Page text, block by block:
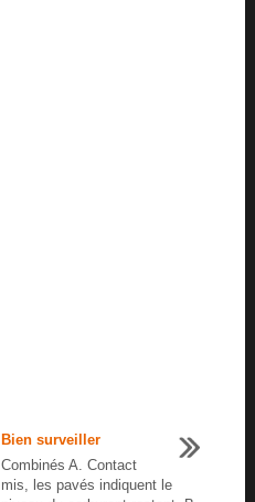
Bien surveiller
Combinés A. Contact
mis, les pavés indiquent le